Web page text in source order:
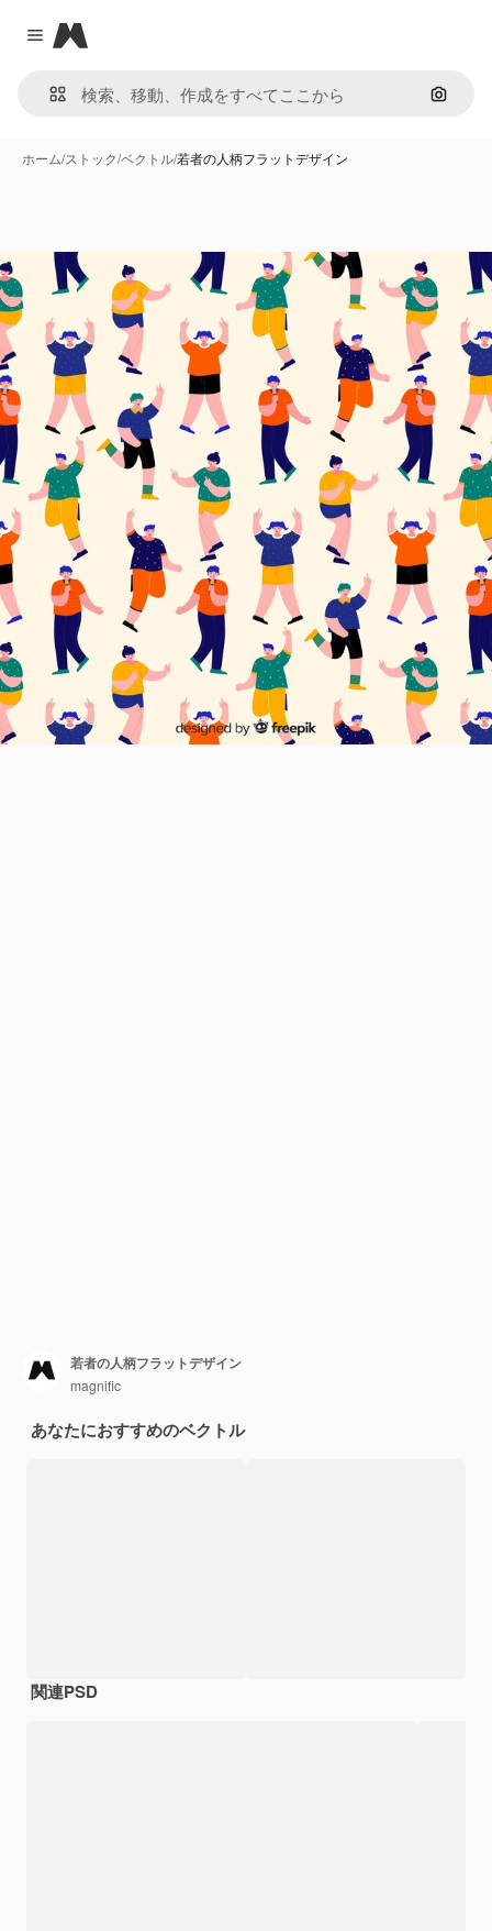
Close menu
Magnific
画像で
ホーム/ストック/ベクトル/若者の人柄フラットデザイン
若者の人柄フラットデザイン
magnific
あなたにおすすめのベクトル
関連PSD